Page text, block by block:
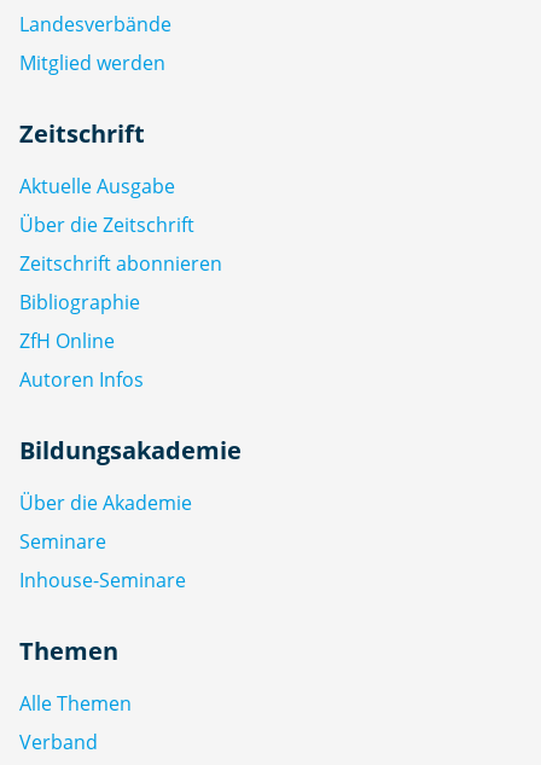
Landesverbände
Mitglied werden
Zeitschrift
Aktuelle Ausgabe
Über die Zeitschrift
Zeitschrift abonnieren
Bibliographie
ZfH Online
Autoren Infos
Bildungsakademie
Über die Akademie
Seminare
Inhouse-Seminare
Themen
Alle Themen
Verband